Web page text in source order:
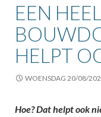
EEN
HELPT
WOENSDAG 20/08/
Hoe? Dat helpt ook